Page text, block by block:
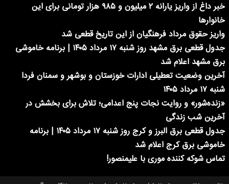
خبر داغ از واریز یارانه ۲ میلیون و ۹۸۵ هزار تومانی برای این
خانوارها
واریز حقوق مرداد فرهنگیان از این تاریخ قطعی شد
جدول قطعی برق مشهد روز شنبه ۱۷ مرداد ۱۴۰۵ | برنامه خاموشی
برق مشهد اعلام شد
آخرین وضعیت تعطیلی ادارات خوزستان و بوشهر و سمنان فردا
شنبه ۱۷ مرداد ۱۴۰۵
«زنده‌شور» و روایت نجات پنج اعدامی؛ تلاش برای بخشش در
آخرین شب زندگی
جدول قطعی برق البرز و کرج روز شنبه ۱۷ مرداد ۱۴۰۵ | برنامه
خاموشی برق کرج اعلام شد
تماس شوکه کننده موری با علیمنصور!